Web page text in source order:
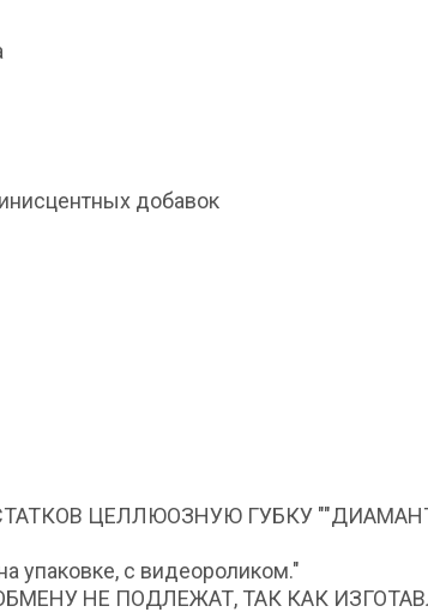
добавок
ЦЕЛЛЮОЗНУЮ ГУБКУ
упаковке, с видеороликом."
НЕ ПОДЛЕЖАТ, ТАК КАК